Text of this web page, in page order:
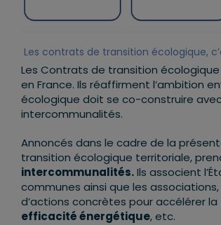
Les contrats de transition écologique,
Les Contrats de transition
en France. Ils réaffirment l’ambition
écologique doit se co-construire
intercommunalités.
Annoncés dans le cadre de la
transition écologique territoriale,
intercommunalités.Ils associent
communes ainsi que les
d’actions concrètes pour accélérer
efficacité énergétique, etc.